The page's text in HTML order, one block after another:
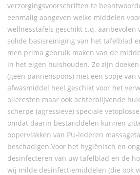
verzorgingsvoorschriften te
eenmalig aangeven welke middelen
wellnesstafels geschikt c.q. aanbevolen
solide basisreiniging van het tafelblad
men prima gebruik maken van de
in het eigen huishouden. Zo zijn
(geen pannenspons) met een sopje van
afwasmiddel heel geschikt voor het
olieresten maar ook achterblijvende
scherpe (agressieve) speciale
omdat daarin bestanddelen kunnen
oppervlakken van PU-lederen
beschadigen.Voor het hygiënisch en
desinfecteren van uw tafelblad en de
wij milde desinfectiemiddelen (die ook